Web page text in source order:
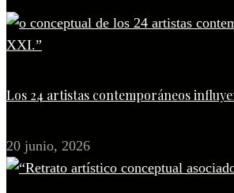
Los 24 artistas contemporáneos
20 junio, 2026